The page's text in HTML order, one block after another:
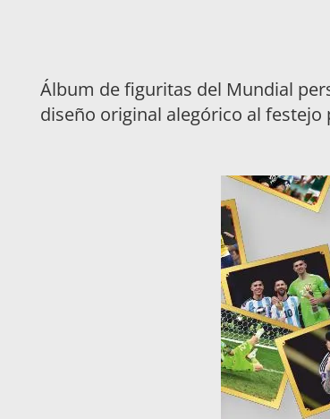
Álbum de figuritas del Mundial
diseño original alegórico al